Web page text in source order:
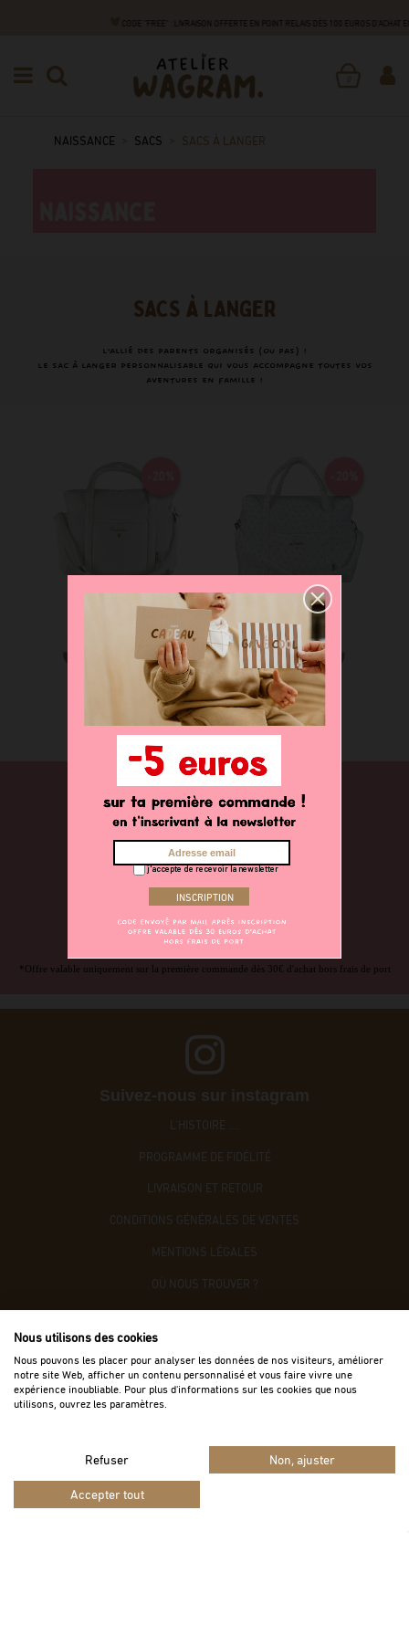
CODE "FREE" : LIVRAISON OFFERTE EN POINT RELAIS DÈS 100 EUROS D'ACHAT
NAISSANCE SACS SACS À LANGER
SACS À LANGER
L'allié des parents organisés (ou pas) !
Le sac à langer personnalisable qui vous accompagne toutes vos
aventures en famille !
71,20 €
Sac à langer
89,00 €
71,20 €
NEWSLETTER
et de nos bons plans.
On vous offre 5€ sur votre première commande
*Offre valable uniquement sur la première commande dès 30€ d'achat hors frais de port
Suivez-nous sur instagram
L'HISTOIRE ....
PROGRAMME DE FIDÉLITÉ
LIVRAISON ET RETOUR
CONDITIONS GÉNÉRALES DE VENTES
MENTIONS LÉGALES
OÙ NOUS TROUVER ?
Vie privée Termes
j'accepte de recevoir la newsletter
Nous utilisons des cookies
Nous pouvons les placer pour analyser les données de nos visiteurs, améliorer
notre site Web, afficher un contenu personnalisé et vous faire vivre une
expérience inoubliable. Pour plus d'informations sur les cookies que nous
utilisons, ouvrez les paramètres.
Refuser Non, ajuster
Accepter tout